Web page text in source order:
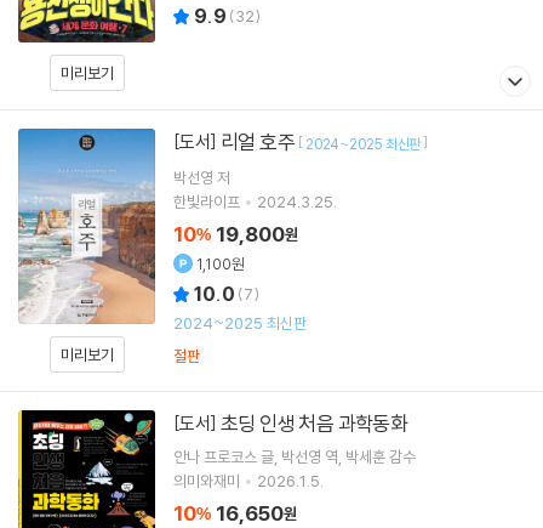
미리보기
9.9 (32)
미리보기
[도서] 리얼 호주 [ 2024~2025 최신판]
박선영 저
한빛라이프
2024.3.25.
10% 19,800원
1,100원
10.0 (7)
2024~2025 최신판
절판
[도서] 초딩 인생 처음 과학동화
안나 프로코스글 박선영 역 박세훈감수
의미와재미
2026.1.5.
10% 16,650원